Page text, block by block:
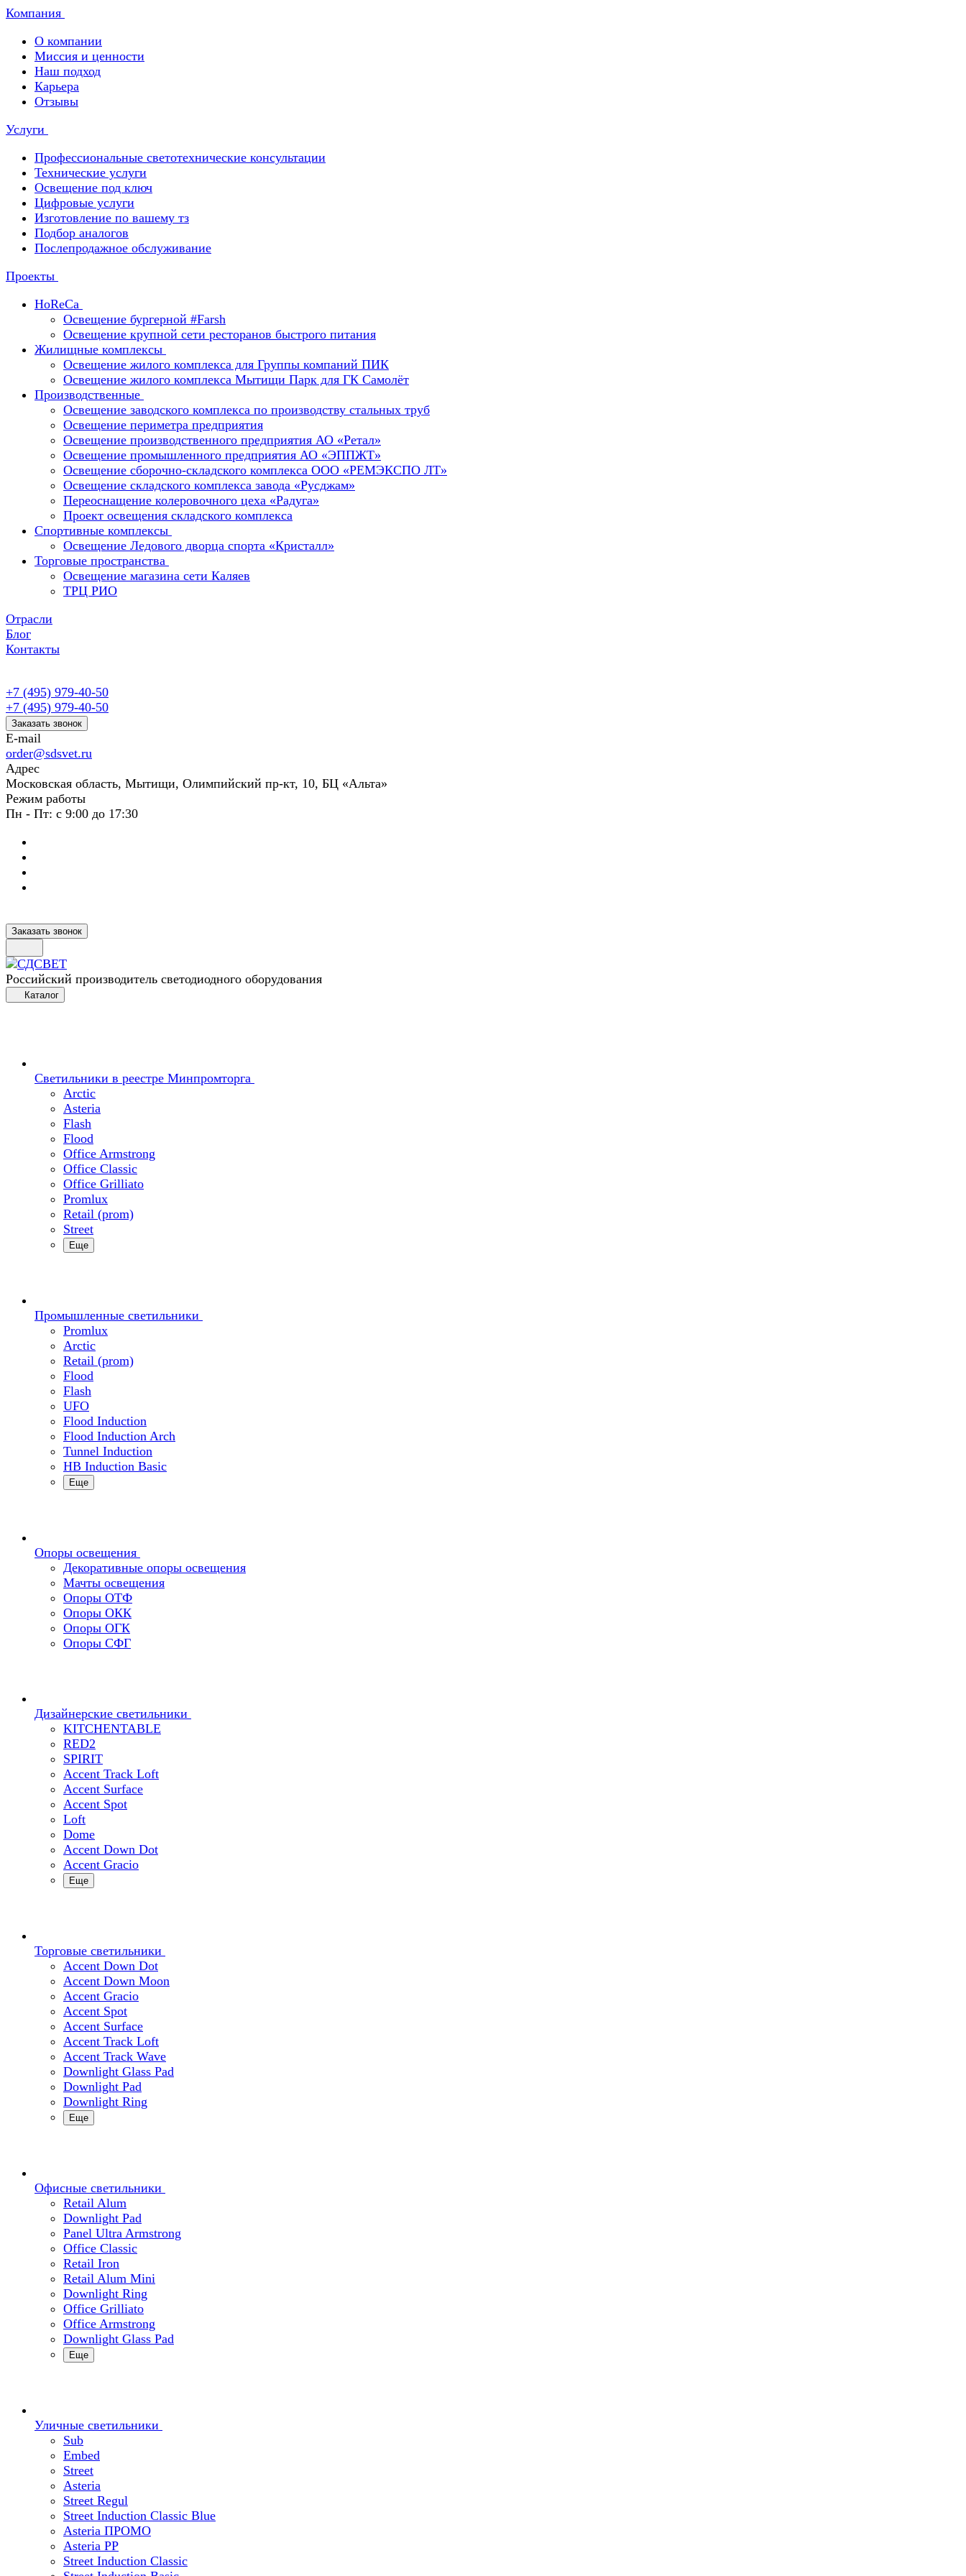
Компания
О компании
Миссия и ценности
Наш подход
Карьера
Отзывы
Услуги
Профессиональные светотехнические консультации
Технические услуги
Освещение под ключ
Цифровые услуги
Изготовление по вашему тз
Подбор аналогов
Послепродажное обслуживание
Проекты
HoReCa
Освещение бургерной #Farsh
Освещение крупной сети ресторанов быстрого питания
Жилищные комплексы
Освещение жилого комплекса для Группы компаний ПИК
Освещение жилого комплекса Мытищи Парк для ГК Самолёт
Производственные
Освещение заводского комплекса по производству стальных труб
Освещение периметра предприятия
Освещение производственного предприятия АО «Ретал»
Освещение промышленного предприятия АО «ЭППЖТ»
Освещение сборочно-складского комплекса ООО «РЕМЭКСПО ЛТ»
Освещение складского комплекса завода «Русджам»
Переоснащение колеровочного цеха «Радуга»
Проект освещения складского комплекса
Спортивные комплексы
Освещение Ледового дворца спорта «Кристалл»
Торговые пространства
Освещение магазина сети Каляев
ТРЦ РИО
Отрасли
Блог
Контакты
+7 (495) 979-40-50
+7 (495) 979-40-50
Заказать звонок
E-mail
order@sdsvet.ru
Адрес
Московская область, Мытищи, Олимпийский пр-кт, 10, БЦ «Альта»
Режим работы
Пн - Пт: с 9:00 до 17:30
Заказать звонок
Российский производитель светодиодного оборудования
Каталог
Светильники в реестре Минпромторга
Arctic
Asteria
Flash
Flood
Office Armstrong
Office Classic
Office Grilliato
Promlux
Retail (prom)
Street
Еще
Промышленные светильники
Promlux
Arctic
Retail (prom)
Flood
Flash
UFO
Flood Induction
Flood Induction Arch
Tunnel Induction
HB Induction Basic
Еще
Опоры освещения
Декоративные опоры освещения
Мачты освещения
Опоры ОТФ
Опоры ОКК
Опоры ОГК
Опоры СФГ
Дизайнерские светильники
KITCHENTABLE
RED2
SPIRIT
Accent Track Loft
Accent Surface
Accent Spot
Loft
Dome
Accent Down Dot
Accent Gracio
Еще
Торговые светильники
Accent Down Dot
Accent Down Moon
Accent Gracio
Accent Spot
Accent Surface
Accent Track Loft
Accent Track Wave
Downlight Glass Pad
Downlight Pad
Downlight Ring
Еще
Офисные светильники
Retail Alum
Downlight Pad
Panel Ultra Armstrong
Office Classic
Retail Iron
Retail Alum Mini
Downlight Ring
Office Grilliato
Office Armstrong
Downlight Glass Pad
Еще
Уличные светильники
Sub
Embed
Street
Asteria
Street Regul
Street Induction Classic Blue
Asteria ПРОМО
Asteria PP
Street Induction Classic